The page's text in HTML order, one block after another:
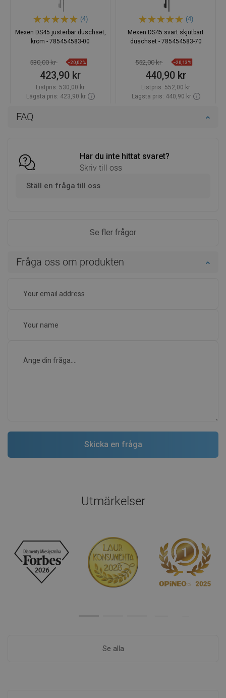
FAQ
Har du inte hittat svaret?
Skriv till oss
Ställ en fråga till oss
Se fler frågor
Fråga oss om produkten
(4)
Mexen DS45 justerbar duschset,
krom - 785454583-00
530,00 kr −20,02%
423,90 kr
Listpris: 530,00 kr
Lägsta pris: 423,90 kr
(4)
Mexen DS45 svart skjutbart
duschset - 785454583-70
552,00 kr −20,13%
440,90 kr
Listpris: 552,00 kr
Lägsta pris: 440,90 kr
Utmärkelser
Se alla